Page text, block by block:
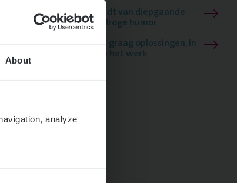
About
analyze
Mathias houdt van diepgaande
dossiers én droge humor
Thalia zoekt graag oplossingen, in
games én op het werk